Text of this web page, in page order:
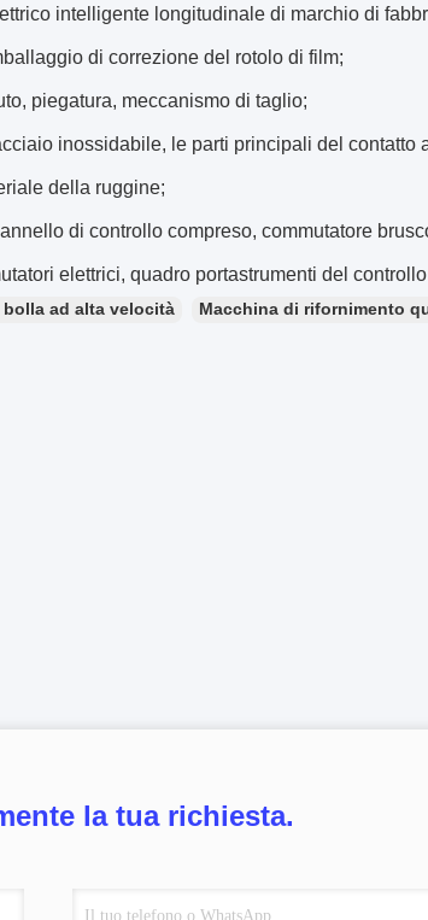
intelligente longitudinale di marchio di
di correzione del rotolo di film;
piegatura, meccanismo di taglio;
inossidabile, le parti principali del contatto
della ruggine;
di controllo compreso, commutatore
elettrici, quadro portastrumenti del
ad alta velocità
Macchina di rifornimento
la tua richiesta.